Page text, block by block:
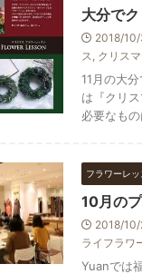
大分で
2018/
ス クリスマ
11月の大
は『クリ
必要なも
フラワーレッ
10月の
2018/
ライフラワ
Yuanでは